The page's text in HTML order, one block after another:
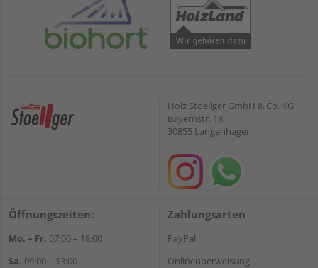
Holz Stoellger GmbH & Co. KG
Bayernstr. 18
30855 Langenhagen
Öffnungszeiten:
Mo. – Fr. 07:00 – 18:00
Sa. 09:00 – 13:00
Zahlungsarten
PayPal
Onlineüberweisung